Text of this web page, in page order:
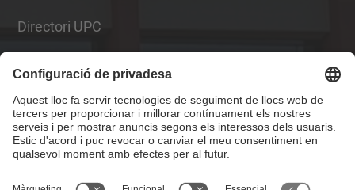
Directori UPC
Llista Xarxes Socials